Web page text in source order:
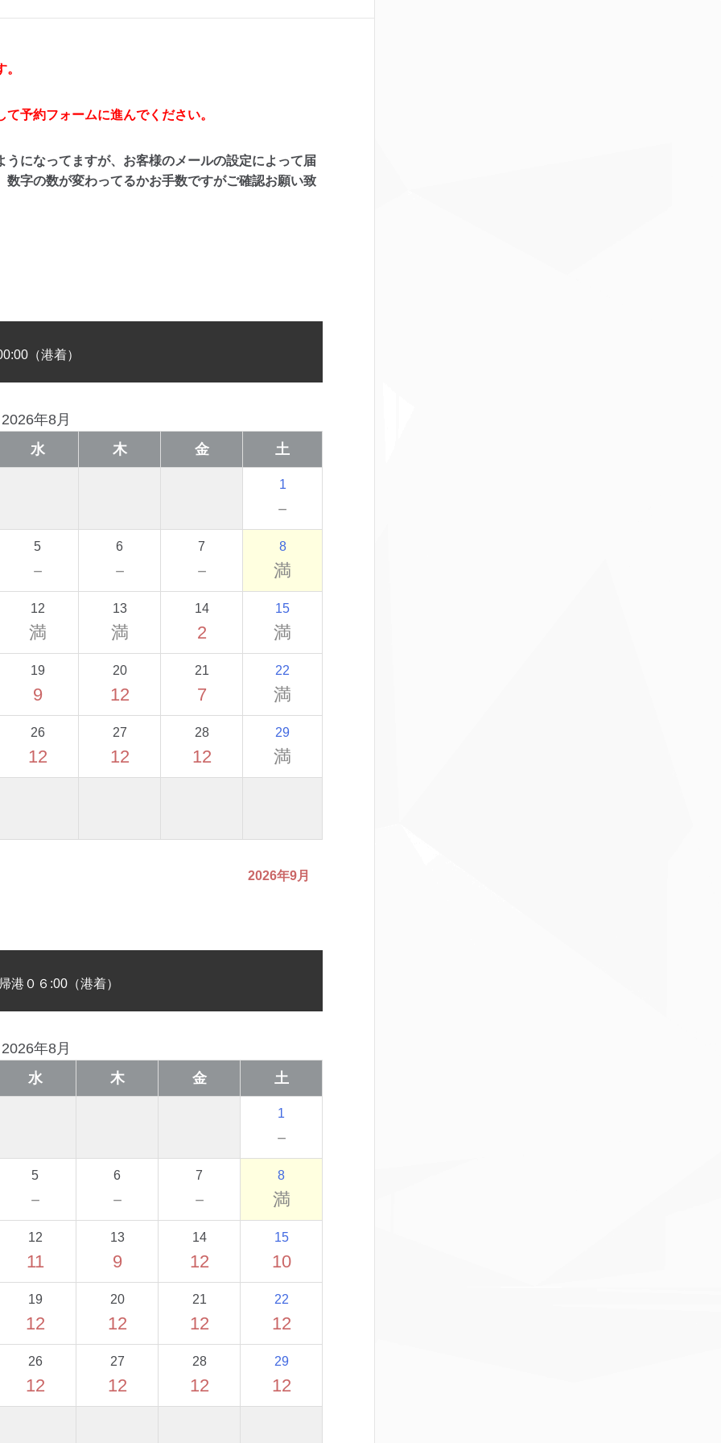
予約フォームに進んでください。
になってますが、お客様のメールの設定によって届
数字の数が変わってるかお手数ですがご確認お願い致
（港着）
2026年8月
水
木 金 土
1
－
5
－
6
－
7
－
8
満
12
満
13
満
14
2
15
満
19
9
20
12
21
7
22
満
26
12
27
12
28
12
29
満
2026年9月
港０６:00（港着）
2026年8月
水
木 金 土
1
－
5
－
6
－
7
－
8
満
12
11
13
9
14
12
15
10
19
12
20
12
21
12
22
12
26
12
27
12
28
12
29
12